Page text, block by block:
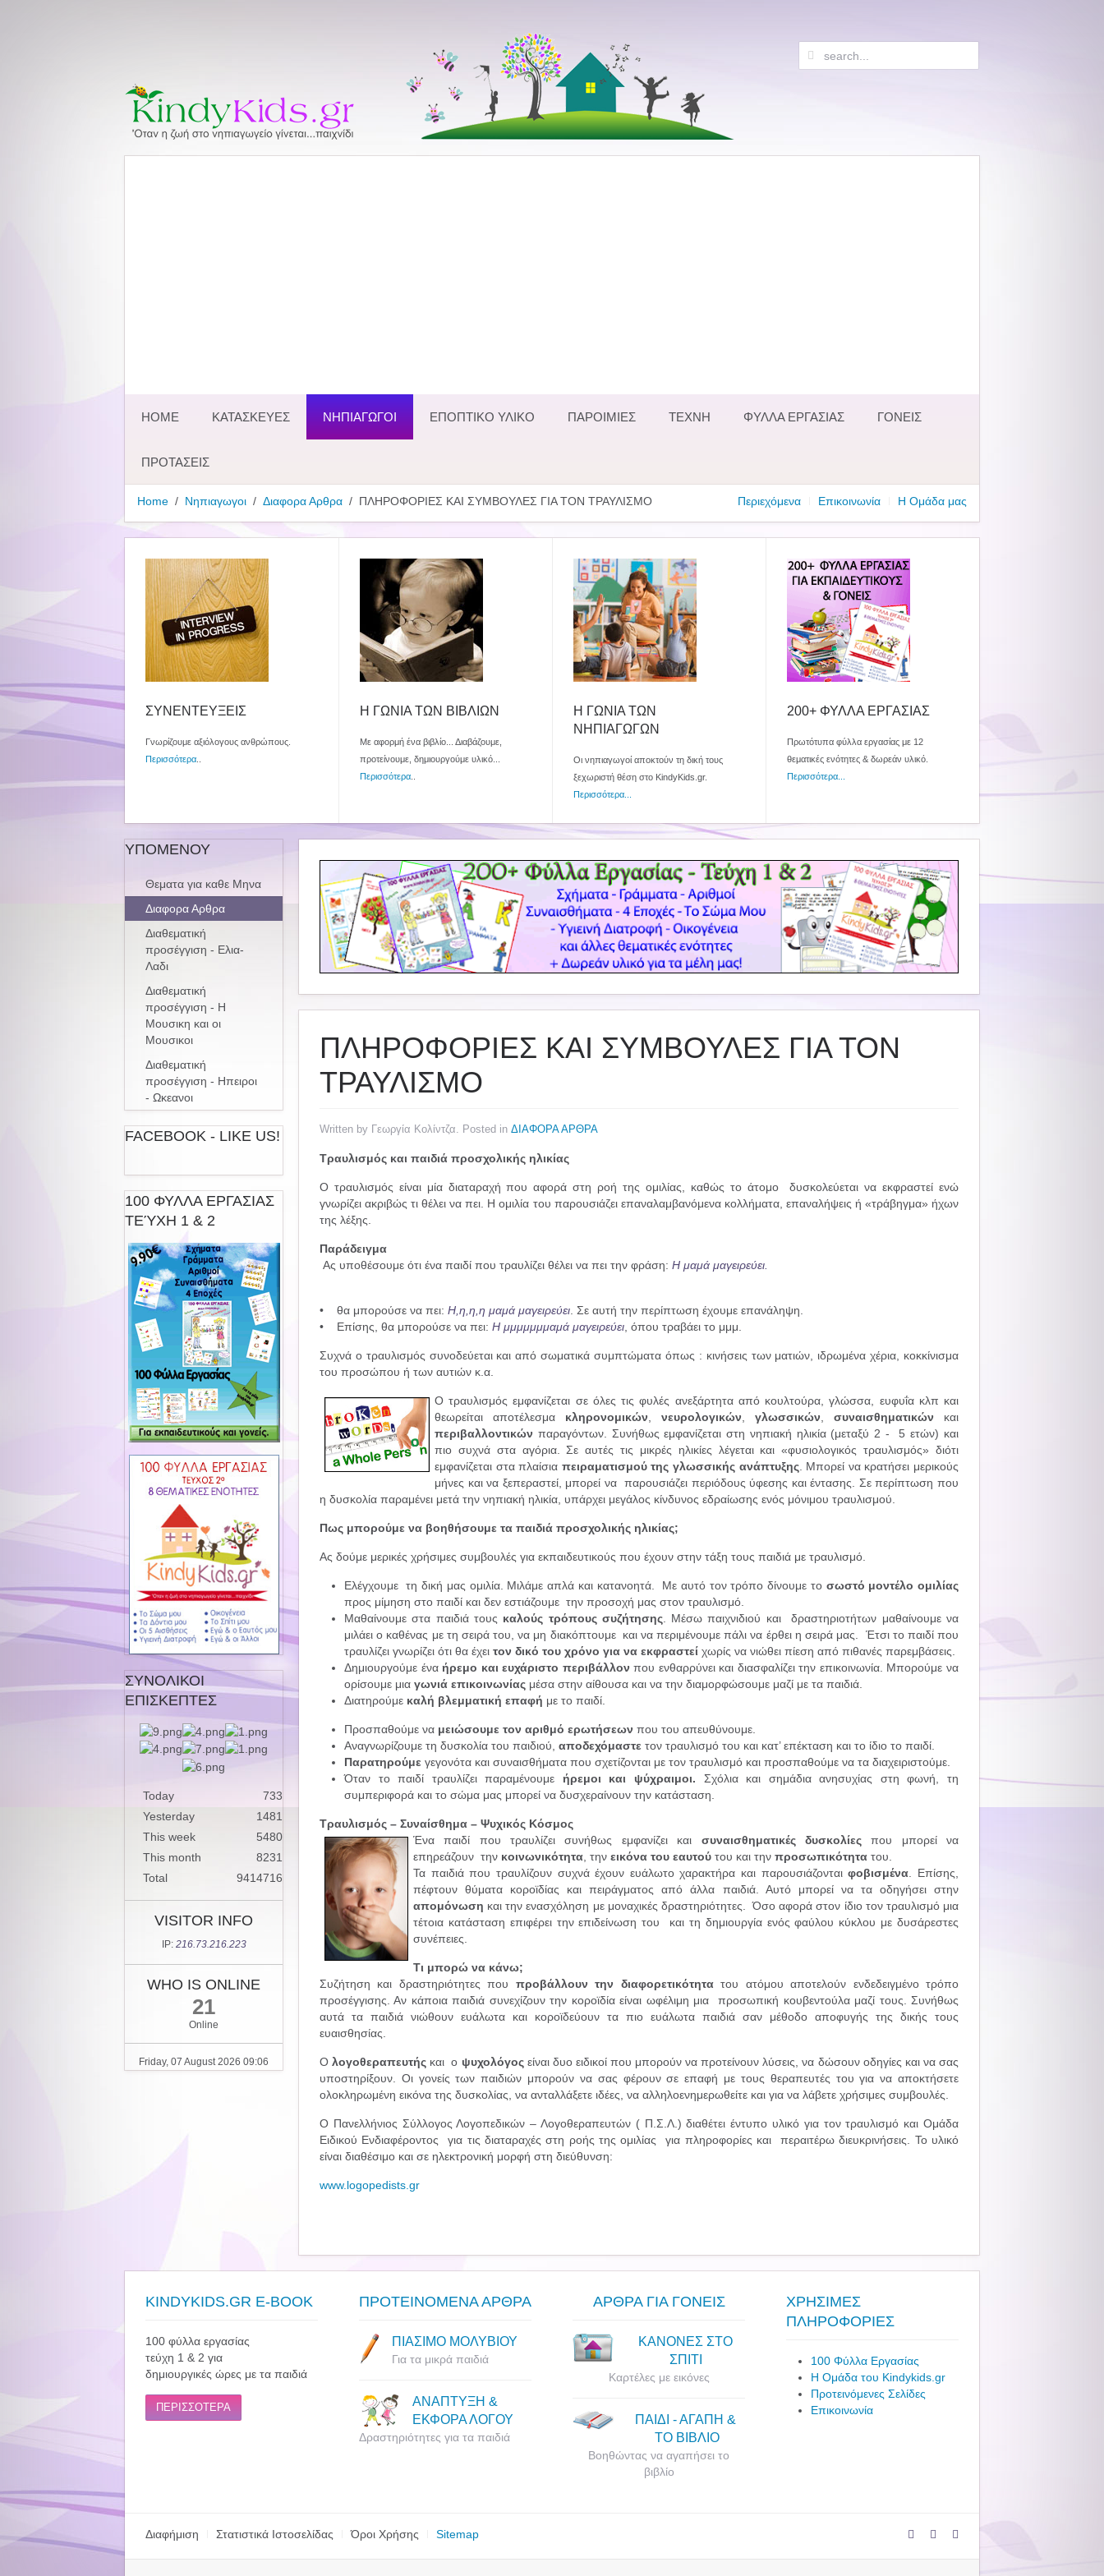
HOME ΚΑΤΑΣΚΕΥΕΣ ΝΗΠΙΑΓΩΓΟΙ ΕΠΟΠΤΙΚΟ ΥΛΙΚΟ ΠΑΡΟΙΜΙΕΣ ΤΕΧΝΗ ΦΥΛΛΑ ΕΡΓΑΣΙΑΣ ΓΟΝΕΙΣ
ΠΡΟΤΑΣΕΙΣ
Home Νηπιαγωγοι Διαφορα Αρθρα ΠΛΗΡΟΦΟΡΙΕΣ ΚΑΙ ΣΥΜΒΟΥΛΕΣ ΓΙΑ ΤΟΝ ΤΡΑΥΛΙΣΜΟ Περιεχόμενα Επικοινωνία Η Ομάδα μας
ΣΥΝΕΝΤΕΥΞΕΙΣ
Γνωρίζουμε αξιόλογους ανθρώπους.
Περισσότερα
Η ΓΩΝΙΑ ΤΩΝ ΒΙΒΛΙΩΝ
Με αφορμή ένα βιβλίο... Διαβάζουμε,
προτείνουμε, δημιουργούμε υλικό...
Περισσότερα
Η ΓΩΝΙΑ ΤΩΝ
ΝΗΠΙΑΓΩΓΩΝ
Οι νηπιαγωγοί αποκτούν τη δική τους
ξεχωριστή θέση στο KindyKids.gr.
Περισσότερα...
200+ ΦΥΛΛΑ ΕΡΓΑΣΙΑΣ
Πρωτότυπα φύλλα εργασίας με 12
θεματικές ενότητες & δωρεάν υλικό.
Περισσότερα...
ΠΛΗΡΟΦΟΡΙΕΣ ΚΑΙ ΣΥΜΒΟΥΛΕΣ ΓΙΑ ΤΟΝ
ΤΡΑΥΛΙΣΜΟ
Written by Γεωργία Κολίντζα. Posted in ΔΙΑΦΟΡΑ ΑΡΘΡΑ
Τραυλισμός και παιδιά προσχολικής ηλικίας
Ο τραυλισμός είναι μία διαταραχή που αφορά στη ροή της ομιλίας, καθώς το άτομο δυσκολεύεται να εκφραστεί ενώ
γνωρίζει ακριβώς τι θέλει να πει. Η ομιλία του παρουσιάζει επαναλαμβανόμενα κολλήματα, επαναλήψεις ή «τράβηγμα» ήχων
της λέξης.
Παράδειγμα
Ας υποθέσουμε ότι ένα παιδί που τραυλίζει θέλει να πει την φράση: Η μαμά μαγειρεύει.
• θα μπορούσε να πει: Η,η,η,η μαμά μαγειρεύει . Σε αυτή την περίπτωση έχουμε επανάληψη.
• Επίσης, θα μπορούσε να πει: Η μμμμμμμαμά μαγειρεύει , όπου τραβάει το μμμ.
Συχνά ο τραυλισμός συνοδεύεται και από σωματικά συμπτώματα όπως : κινήσεις των ματιών, ιδρωμένα χέρια, κοκκίνισμα
του προσώπου ή των αυτιών κ.α.
Ο τραυλισμός εμφανίζεται σε όλες τις φυλές ανεξάρτητα από κουλτούρα, γλώσσα, ευφυΐα κλπ και
θεωρείται αποτέλεσμα κληρονομικών νευρολογικών γλωσσικών συναισθηματικών και
περιβαλλοντικών παραγόντων. Συνήθως εμφανίζεται στη νηπιακή ηλικία (μεταξύ 2 - 5 ετών) και
πιο συχνά στα αγόρια. Σε αυτές τις μικρές ηλικίες λέγεται και «φυσιολογικός τραυλισμός» διότι
εμφανίζεται στα πλαίσια πειραματισμού της γλωσσικής ανάπτυξης. Μπορεί να κρατήσει μερικούς
μήνες και να ξεπεραστεί, μπορεί να παρουσιάζει περιόδους ύφεσης και έντασης. Σε περίπτωση που
η δυσκολία παραμένει μετά την νηπιακή ηλικία, υπάρχει μεγάλος κίνδυνος εδραίωσης ενός μόνιμου τραυλισμού.
Πως μπορούμε να βοηθήσουμε τα παιδιά προσχολικής ηλικίας;
Ας δούμε μερικές χρήσιμες συμβουλές για εκπαιδευτικούς που έχουν στην τάξη τους παιδιά με τραυλισμό.
Ελέγχουμε τη δική μας ομιλία. Μιλάμε απλά και κατανοητά. Με αυτό τον τρόπο δίνουμε το σωστό μοντέλο ομιλίας
προς μίμηση στο παιδί και δεν εστιάζουμε την προσοχή μας στον τραυλισμό.
Μαθαίνουμε στα παιδιά τους καλούς τρόπους συζήτησης. Μέσω παιχνιδιού και δραστηριοτήτων μαθαίνουμε να
μιλάει ο καθένας με τη σειρά του, να μη διακόπτουμε και να περιμένουμε πάλι να έρθει η σειρά μας. Έτσι το παιδί που
τραυλίζει γνωρίζει ότι θα έχει τον δικό του χρόνο για να εκφραστεί χωρίς να νιώθει πίεση από πιθανές παρεμβάσεις.
Δημιουργούμε έναήρεμο και ευχάριστο περιβάλλον που ενθαρρύνει και διασφαλίζει την επικοινωνία. Μπορούμε να
ορίσουμε μια γωνιά επικοινωνίας μέσα στην αίθουσα και να την διαμορφώσουμε μαζί με τα παιδιά.
Διατηρούμε καλή βλεμματική επαφή με το παιδί.
Προσπαθούμε να μειώσουμε τον αριθμό ερωτήσεων που του απευθύνουμε.
Αναγνωρίζουμε τη δυσκολία του παιδιού, αποδεχόμαστε τον τραυλισμό του και κατ’ επέκταση και το ίδιο το παιδί.
Παρατηρούμε γεγονότα και συναισθήματα που σχετίζονται με τον τραυλισμό και προσπαθούμε να τα διαχειριστούμε.
Όταν το παιδί τραυλίζει παραμένουμε ήρεμοι και ψύχραιμοι. Σχόλια και σημάδια ανησυχίας στη φωνή, τη
συμπεριφορά και το σώμα μας μπορεί να δυσχεραίνουν την κατάσταση.
Τραυλισμός – Συναίσθημα – Ψυχικός Κόσμος
Ένα παιδί που τραυλίζει συνήθως εμφανίζει και συναισθηματικές δυσκολίεςπου μπορεί να
επηρεάζουν την κοινωνικότητα , την εικόνα του εαυτού του και την προσωπικότητα του.
Τα παιδιά που τραυλίζουν συχνά έχουν ευάλωτο χαρακτήρα και παρουσιάζονταιφοβισμένα . Επίσης,
πέφτουν θύματα κοροϊδίας και πειράγματος από άλλα παιδιά. Αυτό μπορεί να τα οδηγήσει στην
απομόνωση και την ενασχόληση με μοναχικές δραστηριότητες. Όσο αφορά στον ίδιο τον τραυλισμό μια
τέτοια κατάσταση επιφέρει την επιδείνωση του και τη δημιουργία ενός φαύλου κύκλου με δυσάρεστες
συνέπειες.
Τι μπορώ να κάνω;
Συζήτηση και δραστηριότητες που προβάλλουν την διαφορετικότητατου ατόμου αποτελούν ενδεδειγμένο τρόπο
προσέγγισης. Αν κάποια παιδιά συνεχίζουν την κοροϊδία είναι ωφέλιμη μια προσωπική κουβεντούλα μαζί τους. Συνήθως
αυτά τα παιδιά νιώθουν ευάλωτα και κοροϊδεύουν τα πιο ευάλωτα παιδιά σαν μέθοδο αποφυγής της δικής τους
ευαισθησίας.
Ολογοθεραπευτής και ο ψυχολόγοςείναι δυο ειδικοί που μπορούν να προτείνουν λύσεις, να δώσουν οδηγίες και να σας
υποστηρίξουν. Οι γονείς των παιδιών μπορούν να σας φέρουν σε επαφή με τους θεραπευτές του για να αποκτήσετε
ολοκληρωμένη εικόνα της δυσκολίας, να ανταλλάξετε ιδέες, να αλληλοενημερωθείτε και για να λάβετε χρήσιμες συμβουλές.
Ο Πανελλήνιος Σύλλογος Λογοπεδικών – Λογοθεραπευτών ( Π.Σ.Λ.) διαθέτει έντυπο υλικό για τον τραυλισμό και Ομάδα
Ειδικού Ενδιαφέροντος για τις διαταραχές στη ροής της ομιλίας για πληροφορίες και περαιτέρω διευκρινήσεις. Το υλικό
είναι διαθέσιμο και σε ηλεκτρονική μορφή στη διεύθυνση:
www.logopedists.gr
ΥΠΟΜΕΝΟΥ
Θεματα για καθε Μηνα
Διαφορα Αρθρα
Διαθεματική
προσέγγιση - Ελια-
Λαδι
Διαθεματική
προσέγγιση - Η
Μουσικη και οι
Μουσικοι
Διαθεματική
προσέγγιση - Ηπειροι
- Ωκεανοι
FACEBOOK - LIKE US!
100 ΦΥΛΛΑ ΕΡΓΑΣΙΑΣ
ΤΕΎΧΗ 1 & 2
ΣΥΝΟΛΙΚΟΙ
ΕΠΙΣΚΕΠΤΕΣ
Today
733
Yesterday
1481
This week
5480
This month
8231
Total
9414716
VISITOR INFO
IP: 216.73.216.223
WHO IS ONLINE
21
Online
Friday, 07 August 2026 09:06
KINDYKIDS.GR E-BOOK
100 φύλλα εργασίας
τεύχη 1 & 2 για
δημιουργικές ώρες με τα παιδιά
ΠΕΡΙΣΣΟΤΕΡΑ
ΠΡΟΤΕΙΝΟΜΕΝΑ ΑΡΘΡΑ
ΠΙΑΣΙΜΟ ΜΟΛΥΒΙΟΥ
Για τα μικρά παιδιά
ΑΝΑΠΤΥΞΗ &
ΕΚΦΟΡΑ ΛΟΓΟΥ
Δραστηριότητες για τα παιδιά
ΑΡΘΡΑ ΓΙΑ ΓΟΝΕΙΣ
ΚΑΝΟΝΕΣ ΣΤΟ
ΣΠΙΤΙ
Καρτέλες με εικόνες
ΠΑΙΔΙ - ΑΓΑΠΗ &
ΤΟ ΒΙΒΛΙΟ
Βοηθώντας να αγαπήσει το
βιβλίο
ΧΡΗΣΙΜΕΣ
ΠΛΗΡΟΦΟΡΙΕΣ
100 Φύλλα Εργασίας
Η Ομάδα του Kindykids.gr
Προτεινόμενες Σελίδες
Επικοινωνία
Διαφήμιση Στατιστικά Ιστοσελίδας Όροι Χρήσης Sitemap